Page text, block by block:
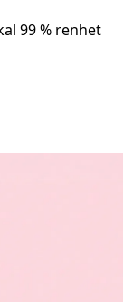
99 % renhet